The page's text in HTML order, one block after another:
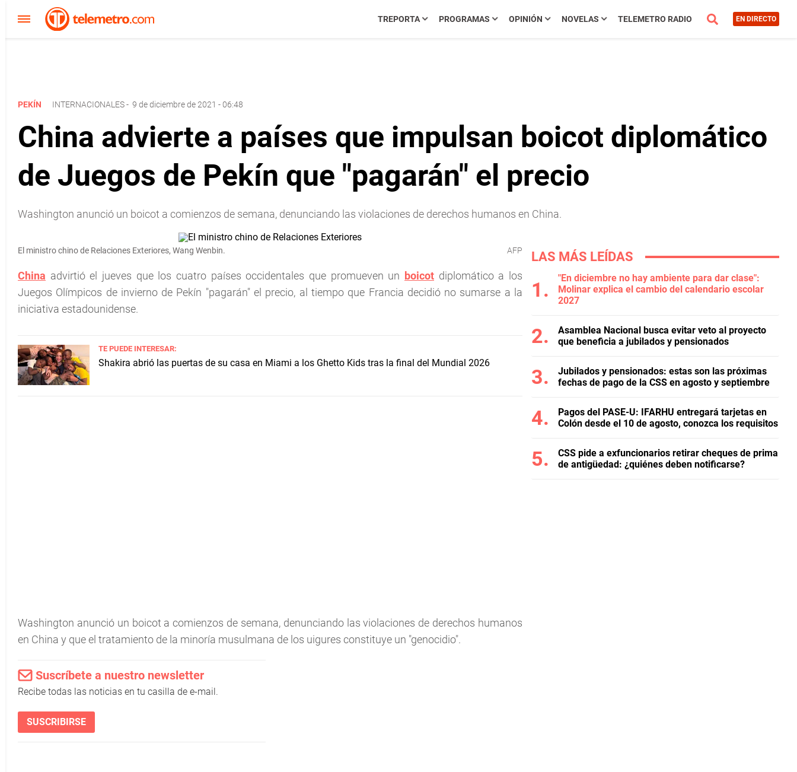
TREPORTA PROGRAMAS OPINIÓN NOVELAS TELEMETRO RADIO EN DIRECTO
PEKÍN INTERNACIONALES- 9 de diciembre de 2021 - 06:48
China advierte a países que impulsan boicot diplomático
de Juegos de Pekín que "pagarán" el precio
Washington anunció un boicot a comienzos de semana, denunciando las violaciones de derechos humanos en China.
El ministro chino de Relaciones Exteriores, Wang Wenbin. AFP
China advirtió el jueves que los cuatro países occidentales que promueven un boicot diplomático a los
Juegos Olímpicos de invierno de Pekín "pagarán" el precio, al tiempo que Francia decidió no sumarse a la
iniciativa estadounidense.
TE PUEDE INTERESAR:
Shakira abrió las puertas de su casa en Miami a los Ghetto Kids tras la final del Mundial 2026
Washington anunció un boicot a comienzos de semana, denunciando las violaciones de derechos humanos
en China y que el tratamiento de la minoría musulmana de los uigures constituye un "genocidio".
Suscríbete a nuestro newsletter
Recibe todas las noticias en tu casilla de e-mail.
SUSCRIBIRSE
LAS MÁS LEÍDAS
"En diciembre no hay ambiente para dar clase":
Molinar explica el cambio del calendario escolar
2027
Asamblea Nacional busca evitar veto al proyecto
que beneficia a jubilados y pensionados
Jubilados y pensionados: estas son las próximas
fechas de pago de la CSS en agosto y septiembre
Pagos del PASE-U: IFARHU entregará tarjetas en
Colón desde el 10 de agosto, conozca los requisitos
CSS pide a exfuncionarios retirar cheques de prima
de antigüedad: ¿quiénes deben notificarse?